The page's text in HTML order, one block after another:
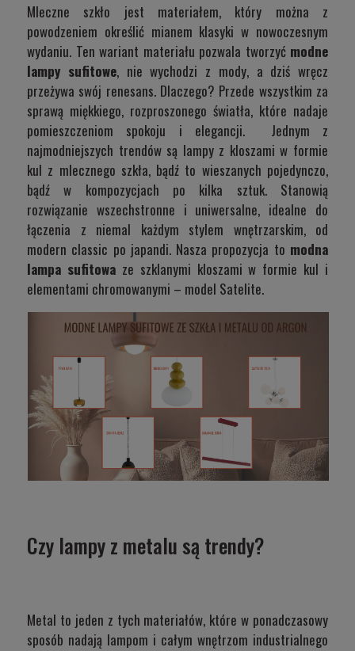
Mleczne szkło jest materiałem, który można z
powodzeniem określić mianem klasyki w nowoczesnym
wydaniu. Ten wariant materiału pozwala tworzyć modne
lampy sufitowe, nie wychodzi z mody, a dziś wręcz
przeżywa swój renesans. Dlaczego? Przede wszystkim za
sprawą miękkiego, rozproszonego światła, które nadaje
pomieszczeniom spokoju i elegancji. Jednym z
najmodniejszych trendów są lampy z kloszami w formie
kul z mlecznego szkła, bądź to wieszanych pojedynczo,
bądź w kompozycjach po kilka sztuk. Stanowią
rozwiązanie wszechstronne i uniwersalne, idealne do
łączenia z niemal każdym stylem wnętrzarskim, od
modern classic po japandi. Nasza propozycja to modna
lampa sufitowa ze szklanymi kloszami w formie kul i
elementami chromowanymi – model Satelite.
Czy lampy z metalu są trendy?
Metal to jeden z tych materiałów, które w ponadczasowy
sposób nadają lampom i całym wnętrzom industrialnego